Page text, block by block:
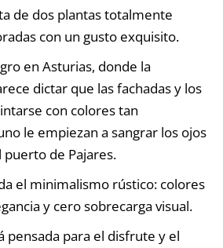
de dos plantas totalmente
con un gusto exquisito.
en Asturias, donde la
dictar que las fachadas y los
con colores tan
le empiezan a sangrar los ojos
puerto de Pajares.
el minimalismo rústico: colores
y cero sobrecarga visual.
pensada para el disfrute y el